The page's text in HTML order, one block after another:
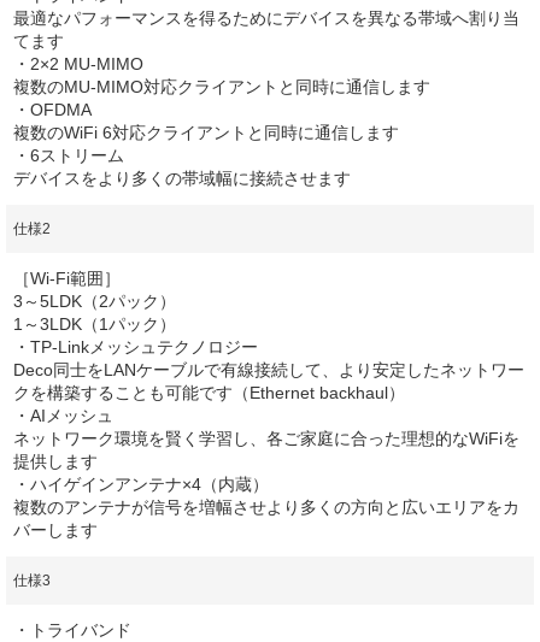
最適なパフォーマンスを得るためにデバイスを異なる帯域へ割り当
てます
・2×2 MU-MIMO
複数のMU-MIMO対応クライアントと同時に通信します
・OFDMA
複数のWiFi 6対応クライアントと同時に通信します
・6ストリーム
デバイスをより多くの帯域幅に接続させます
仕様2
［Wi-Fi範囲］
3～5LDK（2パック）
1～3LDK（1パック）
・TP-Linkメッシュテクノロジー
Deco同士をLANケーブルで有線接続して、より安定したネットワー
クを構築することも可能です（Ethernet backhaul）
・AIメッシュ
ネットワーク環境を賢く学習し、各ご家庭に合った理想的なWiFiを
提供します
・ハイゲインアンテナ×4（内蔵）
複数のアンテナが信号を増幅させより多くの方向と広いエリアをカ
バーします
仕様3
・トライバンド